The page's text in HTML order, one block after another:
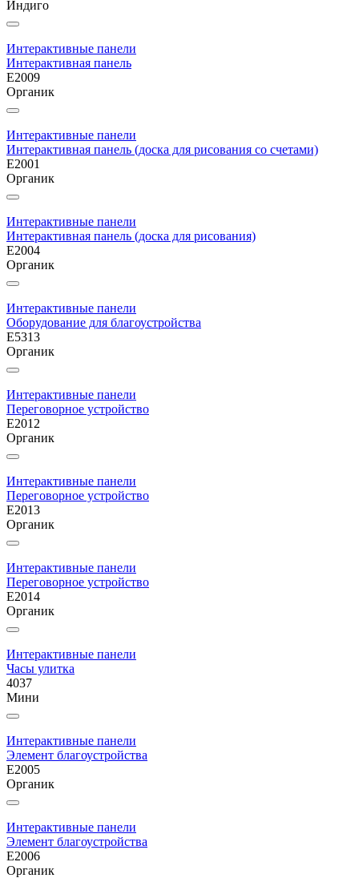
Индиго
Интерактивные панели
Интерактивная панель
E2009
Органик
Интерактивные панели
Интерактивная панель (доска для рисования со счетами)
E2001
Органик
Интерактивные панели
Интерактивная панель (доска для рисования)
E2004
Органик
Интерактивные панели
Оборудование для благоустройства
E5313
Органик
Интерактивные панели
Переговорное устройство
E2012
Органик
Интерактивные панели
Переговорное устройство
E2013
Органик
Интерактивные панели
Переговорное устройство
E2014
Органик
Интерактивные панели
Часы улитка
4037
Мини
Интерактивные панели
Элемент благоустройства
E2005
Органик
Интерактивные панели
Элемент благоустройства
E2006
Органик